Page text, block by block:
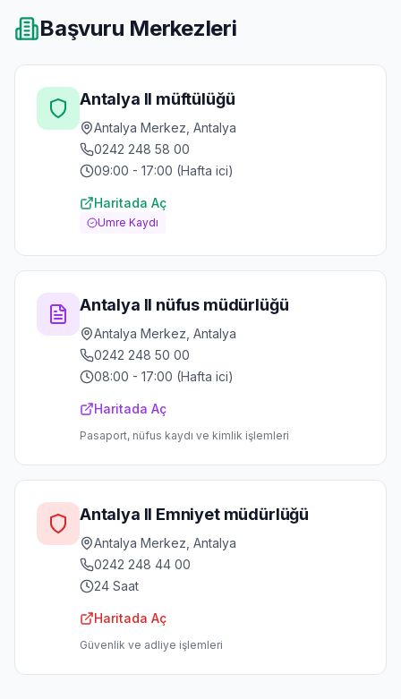
Başvuru Merkezleri
Antalya Il müftülüğü
Antalya Merkez, Antalya
0242 248 58 00
09:00 - 17:00 (Hafta ici)
Haritada Aç
Umre Kaydı
Antalya Il nüfus müdürlüğü
Antalya Merkez, Antalya
0242 248 50 00
08:00 - 17:00 (Hafta ici)
Haritada Aç
Pasaport, nüfus kaydı ve kimlik işlemleri
Antalya Il Emniyet müdürlüğü
Antalya Merkez, Antalya
0242 248 44 00
24 Saat
Haritada Aç
Güvenlik ve adliye işlemleri